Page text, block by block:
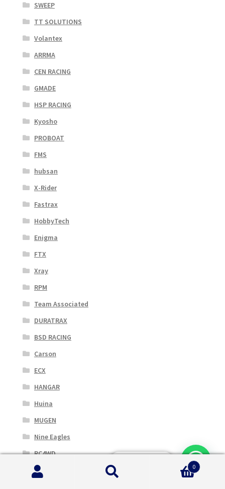
SWEEP
TT SOLUTIONS
Volantex
ARRMA
CEN RACING
GMADE
HSP RACING
Kyosho
PROBOAT
FMS
hubsan
X-Rider
Fastrax
HobbyTech
Enigma
FTX
Xray
RPM
Team Associated
DURATRAX
BSD RACING
Carson
ECX
HANGAR
Huina
MUGEN
Nine Eagles
RC4WD
Robbe
0